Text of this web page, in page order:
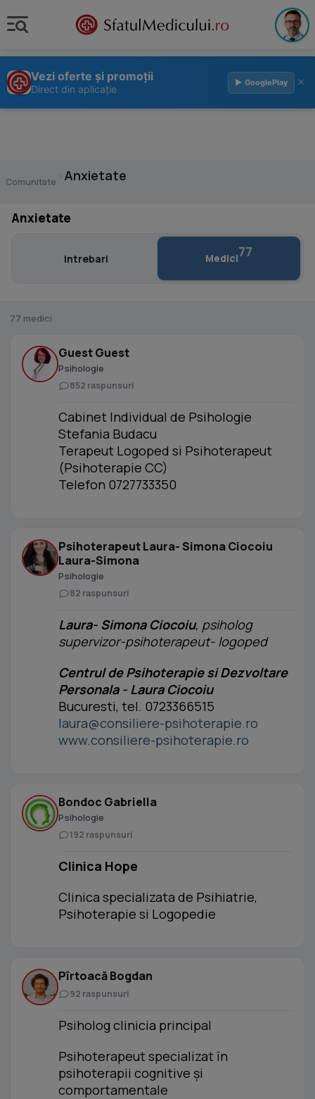
Vezi oferte și promoții
Direct din aplicație
▶ GooglePlay ×
Comunitate Anxietate
Anxietate
Intrebari Medici77
77 medici
Guest Guest
Psihologie
852 raspunsuri
Cabinet Individual de Psihologie
Stefania Budacu
Terapeut Logoped si Psihoterapeut
(Psihoterapie CC)
Telefon 0727733350
Psihoterapeut Laura- Simona Ciocoiu
Laura-Simona
Psihologie
82 raspunsuri
Laura- Simona Ciocoiu, psiholog
supervizor-psihoterapeut- logoped
Centrul de Psihoterapie si Dezvoltare
Personala - Laura Ciocoiu
Bucuresti, tel. 0723366515
laura@consiliere-psihoterapie.ro
www.consiliere-psihoterapie.ro
Bondoc Gabriella
Psihologie
192 raspunsuri
Clinica Hope
Clinica specializata de Psihiatrie,
Psihoterapie si Logopedie
Pîrtoacă Bogdan
92 raspunsuri
Psiholog clinicia principal
Psihoterapeut specializat în
psihoterapii cognitive și
comportamentale